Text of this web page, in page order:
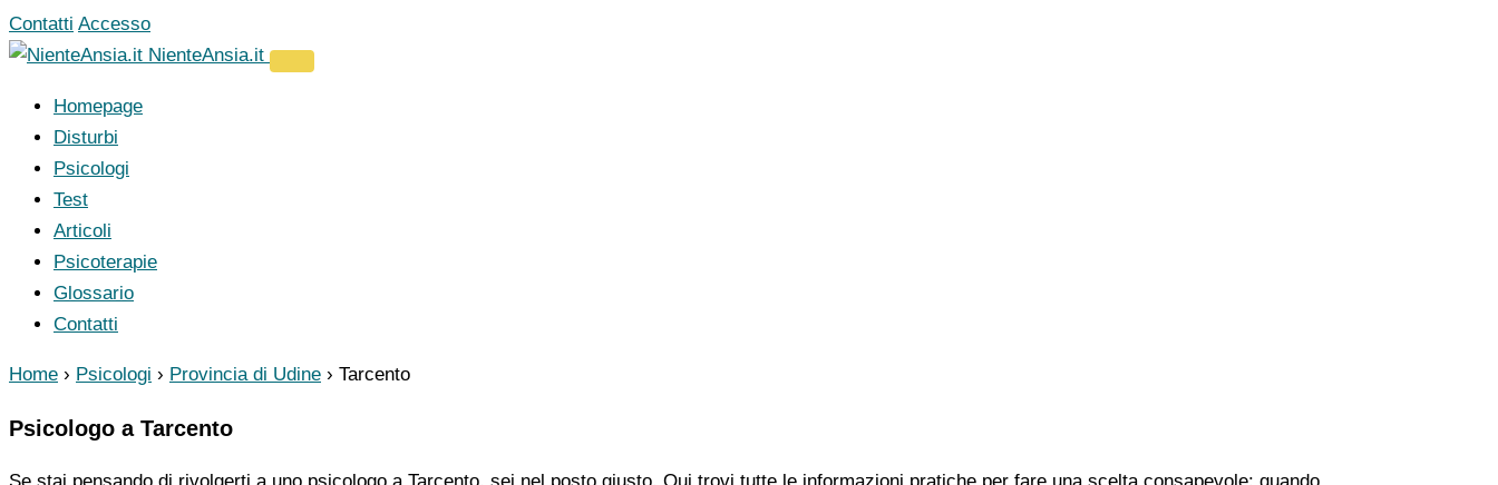
Vai
al
Contatti Accesso
NienteAnsia.it
Homepage
Disturbi
Psicologi
Test
Articoli
Psicoterapie
Glossario
Contatti
Home › Psicologi › Provincia di Udine › Tarcento
Psicologo a Tarcento